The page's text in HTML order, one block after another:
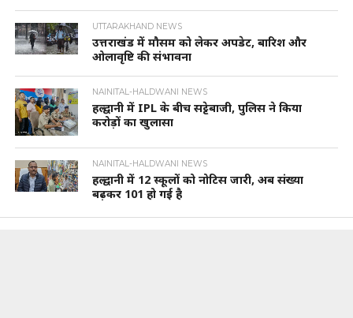
UTTARAKHAND NEWS
उत्तराखंड में मौसम को लेकर अपडेट, बारिश और
ओलावृष्टि की संभावना
NAINITAL-HALDWANI NEWS
हल्द्वानी में IPL के बीच सट्टेबाजी, पुलिस ने किया
करोड़ों का खुलासा
NAINITAL-HALDWANI NEWS
हल्द्वानी में 12 स्कूलों को नोटिस जारी, अब संख्या
बढ़कर 101 हो गई है